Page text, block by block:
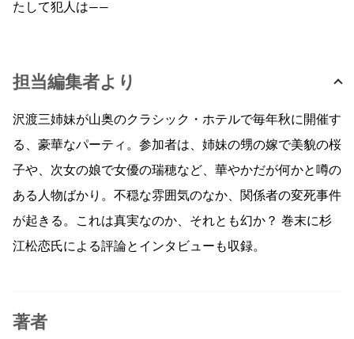
たして犯人は——
担当編集者より
沢渡三姉妹が山奥のクラシック・ホテルで毎年秋に開催す
る、豪華なパーティ。参加者は、姉妹の甥の嫁で美貌の桜
子や、次女の娘で女優の瑞穂など、華やかだが何かと噂の
ある人物ばかり。不穏な雰囲気のなか、関係者の変死事件
が起きる。これは真実なのか、それとも幻か？ 巻末に杉
江松恋氏による評論とインタビューも収録。
著者